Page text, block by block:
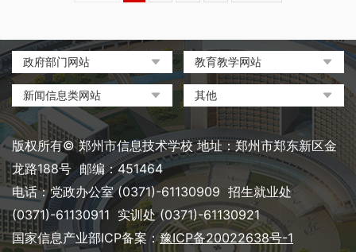
政府部门网站
中国政府网
河南省人民政府
郑州市人民政府
教育教学网站
教育部政府门户网站
中国职业教育与成人教育网
河南省教育厅
河南省职业教育与成人教育
网
郑州市教育局政务网
郑州教育信息网
新闻信息类网站
环球网
凤凰网
搜狐
网易
新浪
其他
中央电化教育馆
中国教育和科研计算机网
电脑报
大象网|河南网络广播电视台
版权所有© 郑州市信息技术学校 地址：郑州市郑东新区金
龙路188号 邮编：451464
电话：党政办公室 (0371)-61130909 招生就业处
(0371)-61130911 实训处 (0371)-61130921
国家信息产业部ICP备案：豫ICP备20022638号-1